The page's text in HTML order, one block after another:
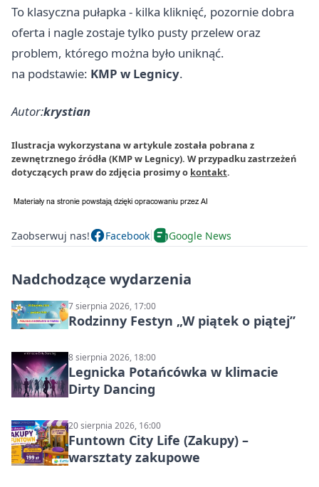
To klasyczna pułapka - kilka kliknięć, pozornie dobra
oferta i nagle zostaje tylko pusty przelew oraz
problem, którego można było uniknąć.
na podstawie: KMP w Legnicy.
Autor:krystian
Ilustracja wykorzystana w artykule została pobrana z
zewnętrznego źródła (KMP w Legnicy). W przypadku zastrzeżeń
dotyczących praw do zdjęcia prosimy o kontakt.
Zaobserwuj nas! Facebook Google News
Nadchodzące wydarzenia
7 sierpnia 2026, 17:00
Rodzinny Festyn „W piątek o piątej”
8 sierpnia 2026, 18:00
Legnicka Potańcówka w klimacie
Dirty Dancing
20 sierpnia 2026, 16:00
Funtown City Life (Zakupy) –
warsztaty zakupowe